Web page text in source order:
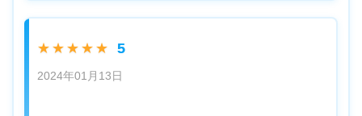
★★★★★ 5
2024年01月13日